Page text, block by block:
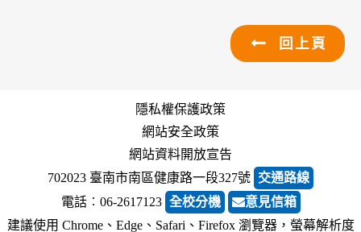
回上頁
隱私權保護政策
網站安全政策
網站資料開放宣告
702023 臺南市南區健康路一段327號 交通路線
電話︰06-2617123 全校分機
意見信箱
建議使用 Chrome、Edge、Safari、Firefox 瀏覽器，螢幕解析度